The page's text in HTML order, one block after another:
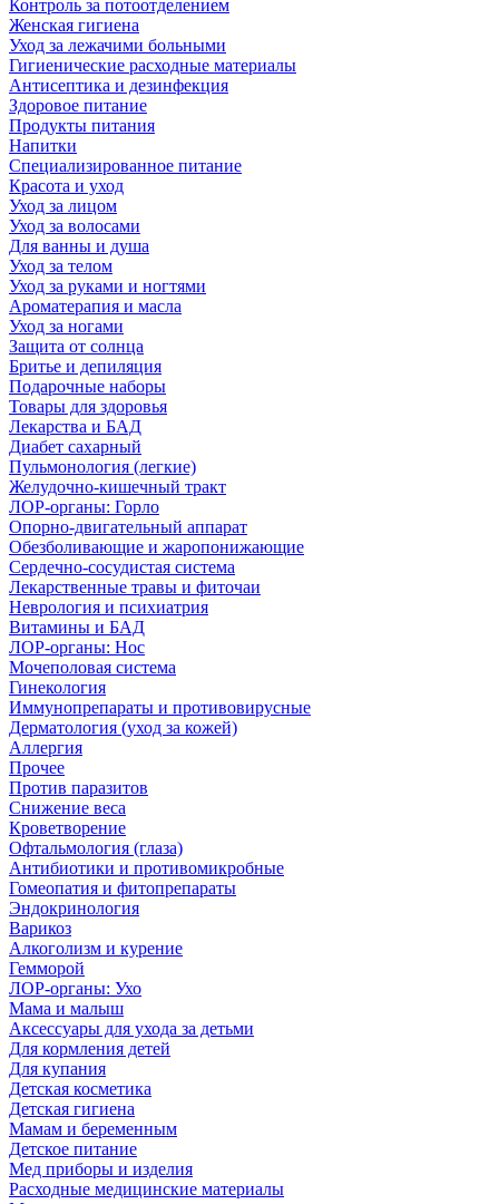
Контроль за потоотделением
Женская гигиена
Уход за лежачими больными
Гигиенические расходные материалы
Антисептика и дезинфекция
Здоровое питание
Продукты питания
Напитки
Специализированное питание
Красота и уход
Уход за лицом
Уход за волосами
Для ванны и душа
Уход за телом
Уход за руками и ногтями
Ароматерапия и масла
Уход за ногами
Защита от солнца
Бритье и депиляция
Подарочные наборы
Товары для здоровья
Лекарства и БАД
Диабет сахарный
Пульмонология (легкие)
Желудочно-кишечный тракт
ЛОР-органы: Горло
Опорно-двигательный аппарат
Обезболивающие и жаропонижающие
Сердечно-сосудистая система
Лекарственные травы и фиточаи
Неврология и психиатрия
Витамины и БАД
ЛОР-органы: Нос
Мочеполовая система
Гинекология
Иммунопрепараты и противовирусные
Дерматология (уход за кожей)
Аллергия
Прочее
Против паразитов
Снижение веса
Кроветворение
Офтальмология (глаза)
Антибиотики и противомикробные
Гомеопатия и фитопрепараты
Эндокринология
Варикоз
Алкоголизм и курение
Гемморой
ЛОР-органы: Ухо
Мама и малыш
Аксессуары для ухода за детьми
Для кормления детей
Для купания
Детская косметика
Детская гигиена
Мамам и беременным
Детское питание
Мед приборы и изделия
Расходные медицинские материалы